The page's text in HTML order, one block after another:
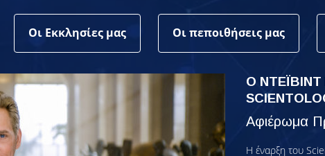
Οι Εκκλησίες μας Οι πεποιθήσεις μας
Ο
Αφιέρωμα
Η έναρξη του